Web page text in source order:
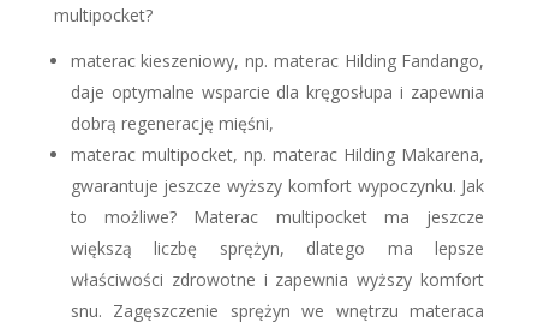
multipocket?
materac kieszeniowy, np. materac Hilding Fandango,
daje optymalne wsparcie dla kręgosłupa i zapewnia
dobrą regenerację mięśni,
materac multipocket, np. materac Hilding Makarena,
gwarantuje jeszcze wyższy komfort wypoczynku. Jak
to możliwe? Materac multipocket ma jeszcze
większą liczbę sprężyn, dlatego ma lepsze
właściwości zdrowotne i zapewnia wyższy komfort
snu. Zagęszczenie sprężyn we wnętrzu materaca